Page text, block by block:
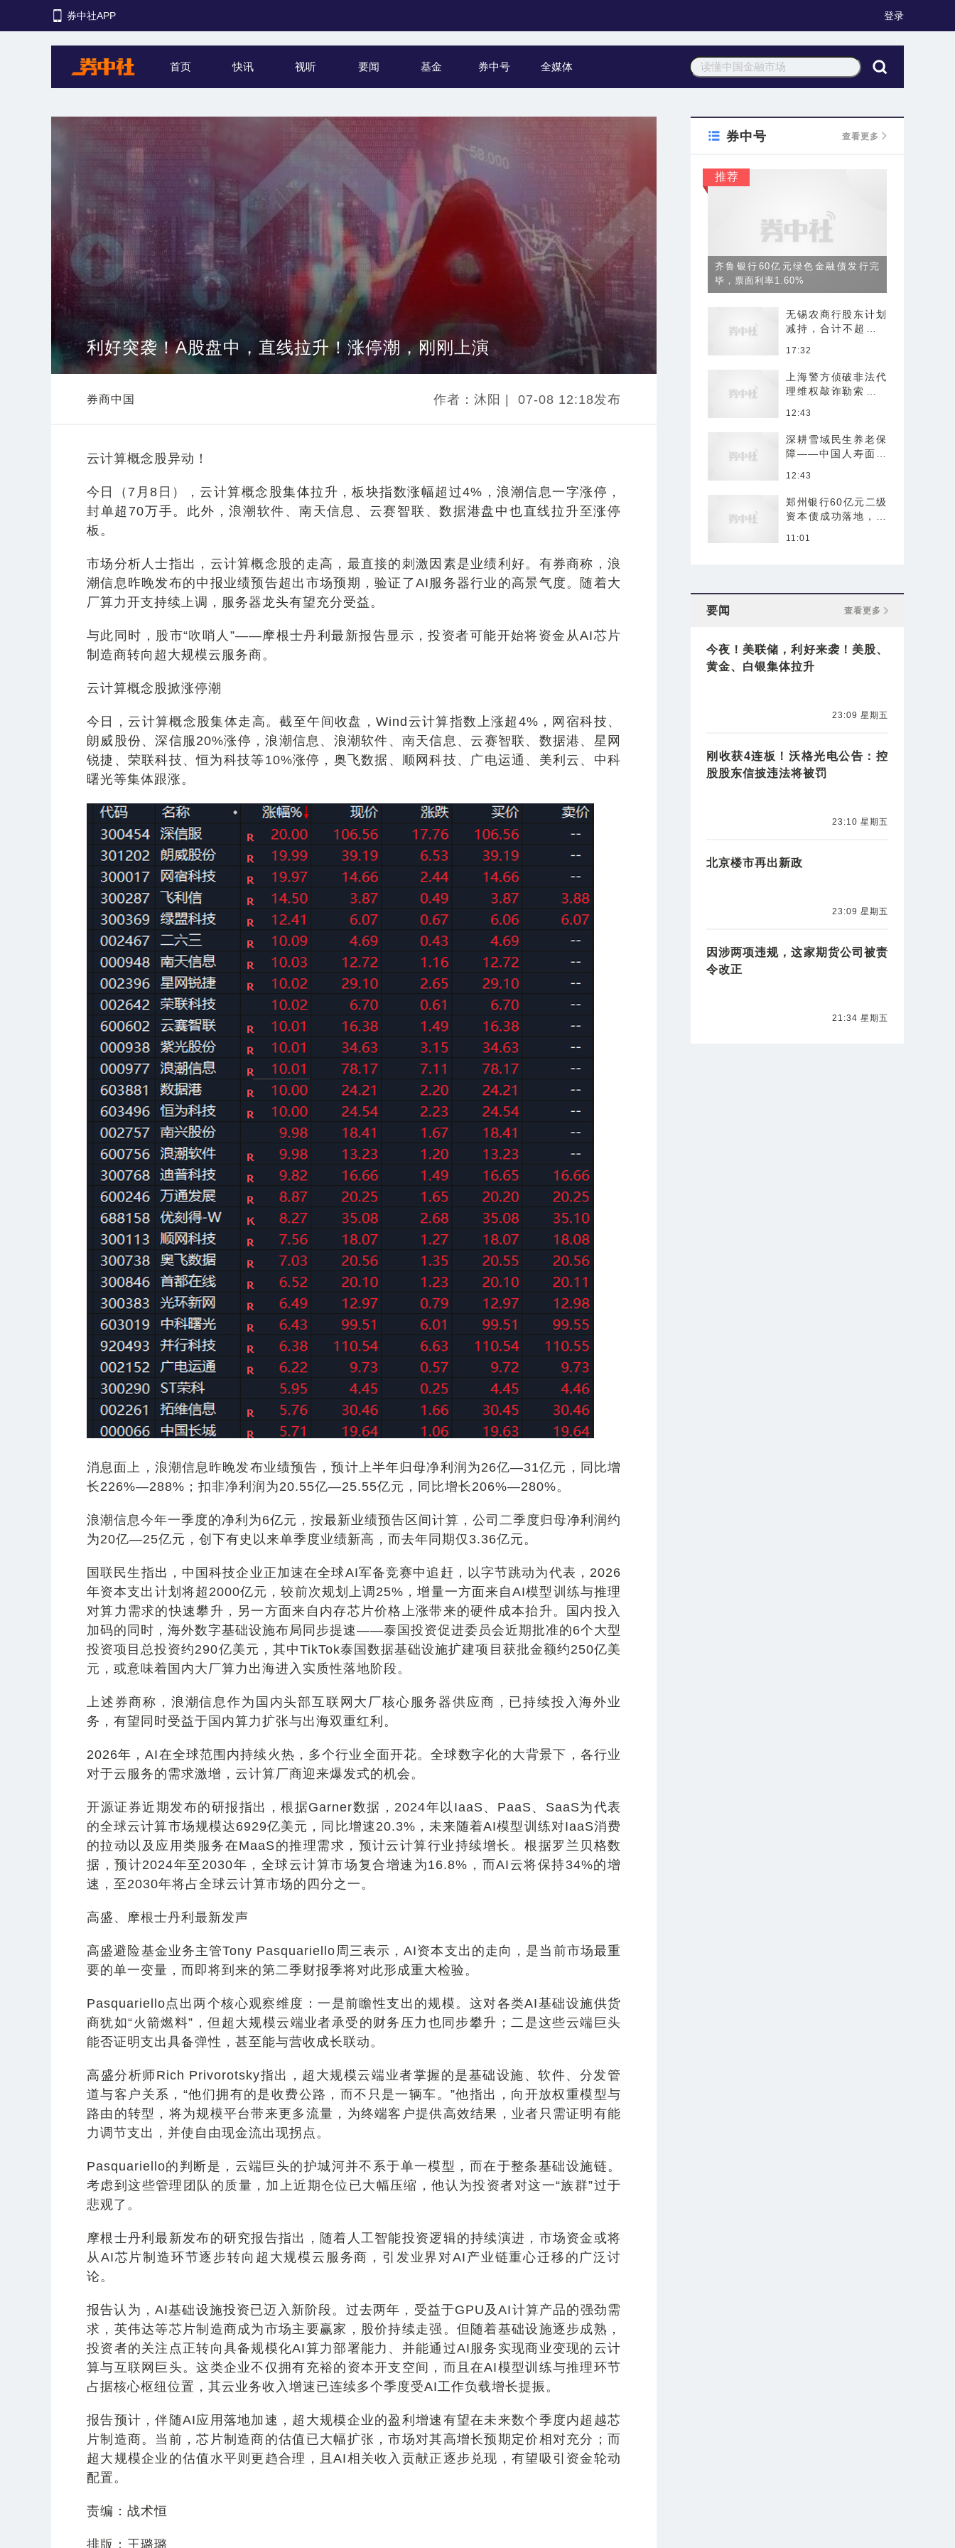
券中社APP 登录
首页 快讯 视听 要闻 基金 券中号 全媒体
利好突袭！A股盘中，直线拉升！涨停潮，刚刚上演
券商中国 作者：沐阳 07-08 12:18发布
云计算概念股异动！
今日（7月8日），云计算概念股集体拉升，板块指数涨幅超过4%，浪潮信息一字涨停，
封单超70万手。此外，浪潮软件、南天信息、云赛智联、数据港盘中也直线拉升至涨停
板。
市场分析人士指出，云计算概念股的走高，最直接的刺激因素是业绩利好。有券商称，浪
潮信息昨晚发布的中报业绩预告超出市场预期，验证了AI服务器行业的高景气度。随着大
厂算力开支持续上调，服务器龙头有望充分受益。
与此同时，股市“吹哨人”——摩根士丹利最新报告显示，投资者可能开始将资金从AI芯片
制造商转向超大规模云服务商。
云计算概念股掀涨停潮
今日，云计算概念股集体走高。截至午间收盘，Wind云计算指数上涨超4%，网宿科技、
朗威股份、深信服20%涨停，浪潮信息、浪潮软件、南天信息、云赛智联、数据港、星网
锐捷、荣联科技、恒为科技等10%涨停，奥飞数据、顺网科技、广电运通、美利云、中科
曙光等集体跟涨。
消息面上，浪潮信息昨晚发布业绩预告，预计上半年归母净利润为26亿—31亿元，同比增
长226%—288%；扣非净利润为20.55亿—25.55亿元，同比增长206%—280%。
浪潮信息今年一季度的净利为6亿元，按最新业绩预告区间计算，公司二季度归母净利润约
为20亿—25亿元，创下有史以来单季度业绩新高，而去年同期仅3.36亿元。
国联民生指出，中国科技企业正加速在全球AI军备竞赛中追赶，以字节跳动为代表，2026
年资本支出计划将超2000亿元，较前次规划上调25%，增量一方面来自AI模型训练与推理
对算力需求的快速攀升，另一方面来自内存芯片价格上涨带来的硬件成本抬升。国内投入
加码的同时，海外数字基础设施布局同步提速——泰国投资促进委员会近期批准的6个大型
投资项目总投资约290亿美元，其中TikTok泰国数据基础设施扩建项目获批金额约250亿美
元，或意味着国内大厂算力出海进入实质性落地阶段。
上述券商称，浪潮信息作为国内头部互联网大厂核心服务器供应商，已持续投入海外业
务，有望同时受益于国内算力扩张与出海双重红利。
2026年，AI在全球范围内持续火热，多个行业全面开花。全球数字化的大背景下，各行业
对于云服务的需求激增，云计算厂商迎来爆发式的机会。
开源证券近期发布的研报指出，根据Garner数据，2024年以IaaS、PaaS、SaaS为代表
的全球云计算市场规模达6929亿美元，同比增速20.3%，未来随着AI模型训练对IaaS消费
的拉动以及应用类服务在MaaS的推理需求，预计云计算行业持续增长。根据罗兰贝格数
据，预计2024年至2030年，全球云计算市场复合增速为16.8%，而AI云将保持34%的增
速，至2030年将占全球云计算市场的四分之一。
高盛、摩根士丹利最新发声
高盛避险基金业务主管Tony Pasquariello周三表示，AI资本支出的走向，是当前市场最重
要的单一变量，而即将到来的第二季财报季将对此形成重大检验。
Pasquariello点出两个核心观察维度：一是前瞻性支出的规模。这对各类AI基础设施供货
商犹如“火箭燃料”，但超大规模云端业者承受的财务压力也同步攀升；二是这些云端巨头
能否证明支出具备弹性，甚至能与营收成长联动。
高盛分析师Rich Privorotsky指出，超大规模云端业者掌握的是基础设施、软件、分发管
道与客户关系，“他们拥有的是收费公路，而不只是一辆车。”他指出，向开放权重模型与
路由的转型，将为规模平台带来更多流量，为终端客户提供高效结果，业者只需证明有能
力调节支出，并使自由现金流出现拐点。
Pasquariello的判断是，云端巨头的护城河并不系于单一模型，而在于整条基础设施链。
考虑到这些管理团队的质量，加上近期仓位已大幅压缩，他认为投资者对这一“族群”过于
悲观了。
摩根士丹利最新发布的研究报告指出，随着人工智能投资逻辑的持续演进，市场资金或将
从AI芯片制造环节逐步转向超大规模云服务商，引发业界对AI产业链重心迁移的广泛讨
论。
报告认为，AI基础设施投资已迈入新阶段。过去两年，受益于GPU及AI计算产品的强劲需
求，英伟达等芯片制造商成为市场主要赢家，股价持续走强。但随着基础设施逐步成熟，
投资者的关注点正转向具备规模化AI算力部署能力、并能通过AI服务实现商业变现的云计
算与互联网巨头。这类企业不仅拥有充裕的资本开支空间，而且在AI模型训练与推理环节
占据核心枢纽位置，其云业务收入增速已连续多个季度受AI工作负载增长提振。
报告预计，伴随AI应用落地加速，超大规模企业的盈利增速有望在未来数个季度内超越芯
片制造商。当前，芯片制造商的估值已大幅扩张，市场对其高增长预期定价相对充分；而
超大规模企业的估值水平则更趋合理，且AI相关收入贡献正逐步兑现，有望吸引资金轮动
配置。
责编：战术恒
排版：王璐璐
券中号 查看更多
推荐
齐鲁银行60亿元绿色金融债发行完
毕，票面利率1.60%
无锡农商行股东计划
减持，合计不超过1.
17:32
上海警方侦破非法代
理维权敲诈勒索案 2
12:43
深耕雪域民生养老保
障——中国人寿面向
年金保险产品
12:43
郑州银行60亿元二级
资本债成功落地，持
御能力强化
11:01
要闻 查看更多
今夜！美联储，利好来袭！美股、
黄金、白银集体拉升
23:09 星期五
刚收获4连板！沃格光电公告：控
股股东信披违法将被罚
23:10 星期五
北京楼市再出新政
23:09 星期五
因涉两项违规，这家期货公司被责
令改正
21:34 星期五